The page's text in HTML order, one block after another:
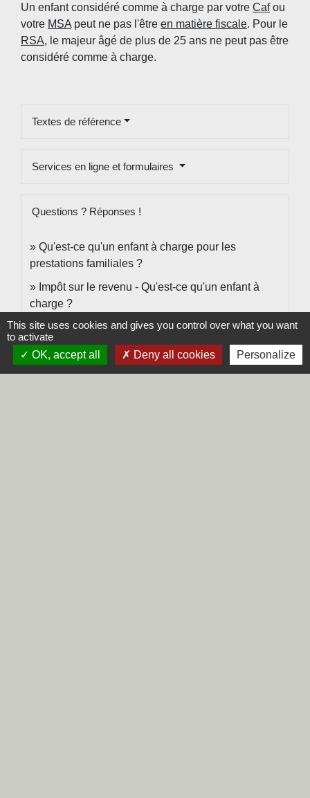
Un enfant considéré comme à charge par votre Cafou
votre MSA peut ne pas l'être en matière fiscale. Pour le
RSA, le majeur âgé de plus de 25 ans ne peut pas être
considéré comme à charge.
Textes de référence
Services en ligne et formulaires
Questions ? Réponses !
Qu'est-ce qu'un enfant à charge pour les
prestations familiales ?
Impôt sur le revenu - Qu'est-ce qu'un enfant à
charge ?
Signaler une erreur sur cette page
This site uses cookies and gives you control over what you want
to activate
OK, accept all
Deny all cookies Personalize